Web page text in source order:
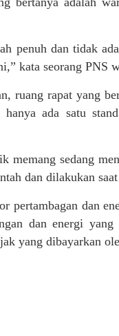
penuh dan tidak
kata seorang PNS
ruang rapat yang
ada satu
memang sedang
dan dilakukan
pertambagan dan
dan energi
yang dibayarkan